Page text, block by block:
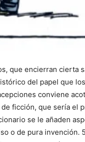
que encierran cierta
del papel que
conviene
ficción, que sería el
se le añaden
o de pura invención.